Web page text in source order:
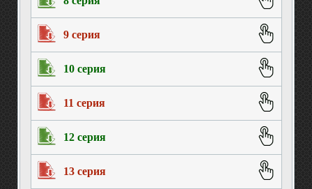
9 серия
10 серия
11 серия
12 серия
13 серия